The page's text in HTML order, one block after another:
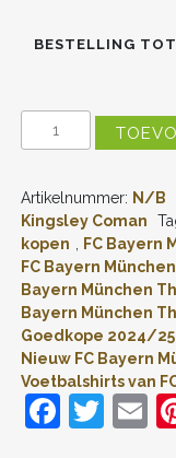
BESTELLING
BAYERN
VOOR
KINDEREN
2024-
2025
KINGSLEY
COMAN
#11
KORTE
MOUW
(+
KORTE
BROEKEN)
Artikelnummer: N/B
Kingsley Coman
kopen
FC Bayern
FC Bayern
Bayern München
Bayern München
Goedkope 2024/25
Nieuw FC Bayern
Voetbalshirts van
F T E